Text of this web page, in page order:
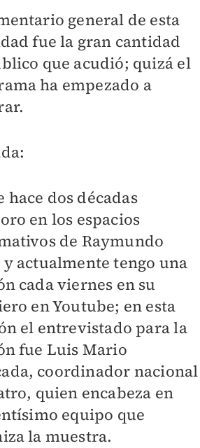
general de esta
fue la gran cantidad
que acudió; quizá el
ha empezado a
hace dos décadas
en los espacios
de Raymundo
y actualmente tengo una
cada viernes en su
en Youtube; en esta
el entrevistado para la
fue Luis Mario
coordinador nacional
quien encabeza en
equipo que
la muestra.